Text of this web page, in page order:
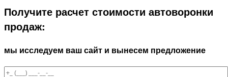
Получите расчет стоимости автоворонки
продаж:
мы исследуем ваш сайт и вынесем предложение